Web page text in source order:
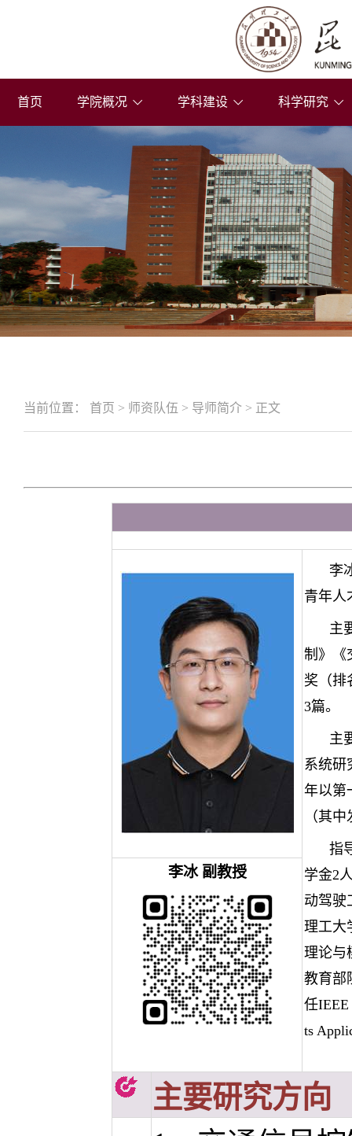
首页 学院概况 学科建设 科学研究
当前位置： 首页 > 师资队伍 > 导师简介 > 正文
李
青年人
主
制》《
奖（排
3篇。
主
系统研
年以第
（其
指
学金2
动驾驶
理工大
理论与
教育部
任IEEE
ts
李冰 副教授
主要研究方向